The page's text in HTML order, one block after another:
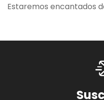
Estaremos encantados